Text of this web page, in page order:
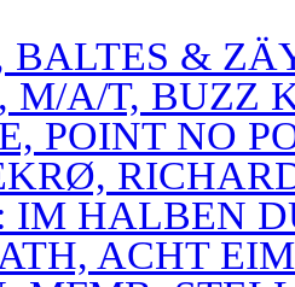
BALTES &
M/A/T, BUZZ
POINT NO
IM HALBEN
ACHT